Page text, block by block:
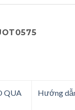
QUA
Hướng